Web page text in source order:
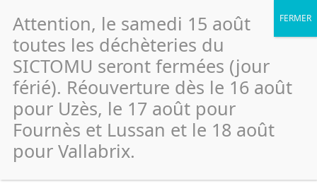
Déposer un
nouveau
document
Déconnexion
Attention, le samedi 15 août
toutes les déchèteries du
SICTOMU seront fermées (jour
férié). Réouverture dès le 16 août
pour Uzès, le 17 août pour
Fournès et Lussan et le 18 août
pour Vallabrix.